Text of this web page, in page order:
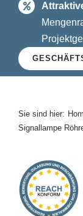
LED
Halogen
Glühlampen
Kontakt
Onlineshop
Sie sind hier:
Signallampe